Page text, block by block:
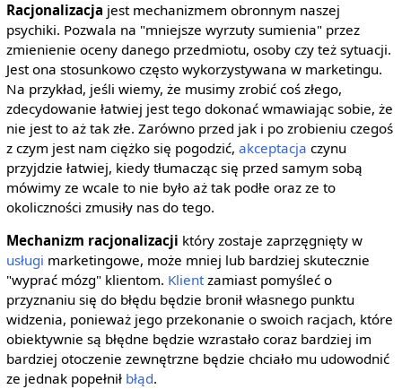
Racjonalizacja jest mechanizmem obronnym naszej
psychiki. Pozwala na "mniejsze wyrzuty sumienia" przez
zmienienie oceny danego przedmiotu, osoby czy też sytuacji.
Jest ona stosunkowo często wykorzystywana w marketingu.
Na przykład, jeśli wiemy, że musimy zrobić coś złego,
zdecydowanie łatwiej jest tego dokonać wmawiając sobie, że
nie jest to aż tak złe. Zarówno przed jak i po zrobieniu czegoś
z czym jest nam ciężko się pogodzić, akceptacja czynu
przyjdzie łatwiej, kiedy tłumacząc się przed samym sobą
mówimy ze wcale to nie było aż tak podłe oraz ze to
okoliczności zmusiły nas do tego.
Mechanizm racjonalizacji który zostaje zaprzęgnięty w
usługi marketingowe, może mniej lub bardziej skutecznie
"wyprać mózg" klientom. Klientzamiast pomyśleć o
przyznaniu się do błędu będzie bronił własnego punktu
widzenia, ponieważ jego przekonanie o swoich racjach, które
obiektywnie są błędne będzie wzrastało coraz bardziej im
bardziej otoczenie zewnętrzne będzie chciało mu udowodnić
ze jednak popełnił błąd.